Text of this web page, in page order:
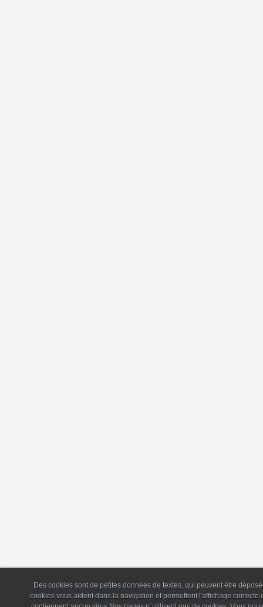
Des cookies sont de petites données de textes, qui peuvent être
cookies vous aident dans la navigation et permettent l'affichage